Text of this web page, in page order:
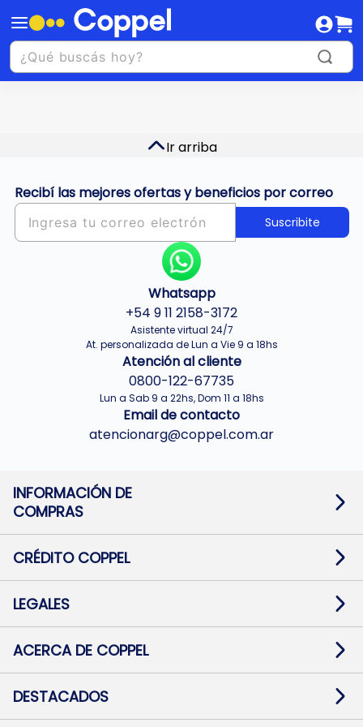
Ir arriba
Recibí las mejores ofertas y beneficios por correo
Suscribite
Whatsapp
+54 9 11 2158-3172
Asistente virtual 24/7
At. personalizada de Lun a Vie 9 a 18hs
Atención al cliente
0800-122-67735
Lun a Sab 9 a 22hs, Dom 11 a 18hs
Email de contacto
atencionarg@coppel.com.ar
INFORMACIÓN DE
COMPRAS
Términos y condiciones
Botón de arrepentimiento
Mapa de sitio
CRÉDITO COPPEL
Solicitar Crédito
Medios de Pago
Pago Fácil Online
LEGALES
Baja contratos
Defensa al consumidor CABA
ACERCA DE COPPEL
Trabajá con Nosotros
Preguntas Frecuentes
DESTACADOS